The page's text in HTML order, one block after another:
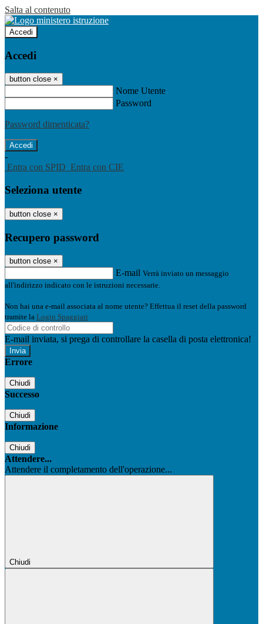
Salta al contenuto
Accedi
Accedi
button close ×
Nome Utente
Password
Password dimenticata?
-
Entra con SPID Entra con CIE
Seleziona utente
button close ×
Recupero password
button close ×
E-mail Verrà inviato un messaggio
all'indirizzo indicato con le istruzioni necessarie.
Non hai una e-mail associata al nome utente? Effettua il reset della password
tramite la Login Spaggiari
E-mail inviata, si prega di controllare la casella di posta elettronica!
Errore
Chiudi
Successo
Chiudi
Informazione
Chiudi
Attendere...
Attendere il completamento dell'operazione...
Chiudi